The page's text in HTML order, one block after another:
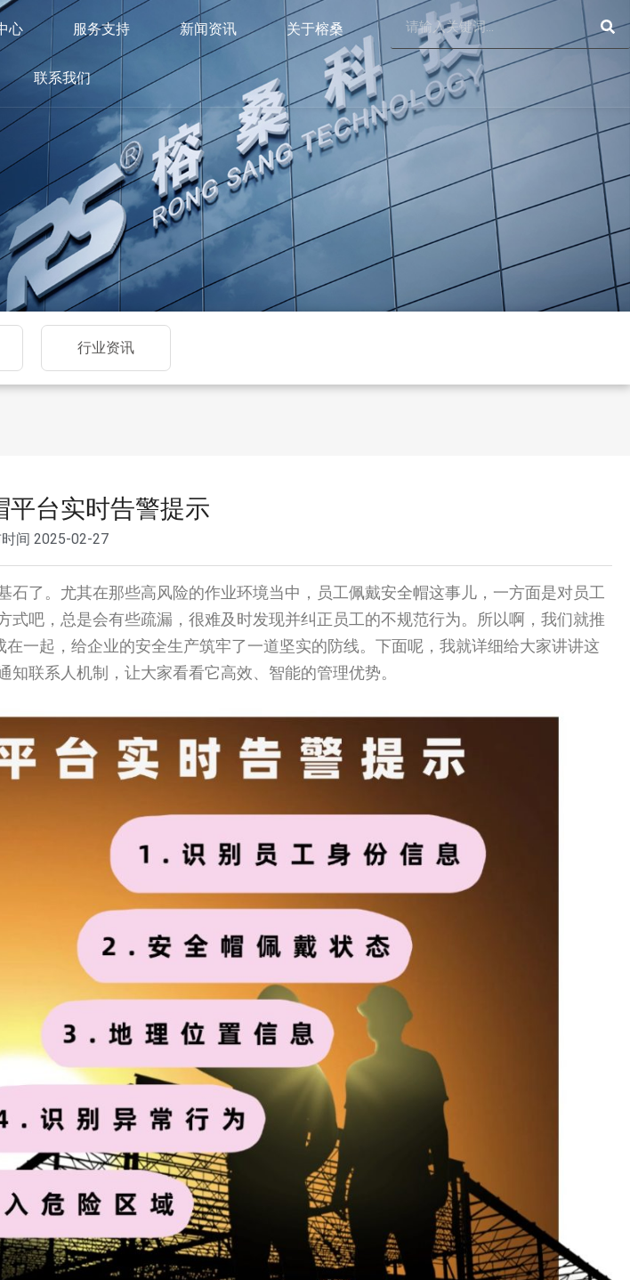
心 服务支持 新闻资讯 关于榕桑
联系我们
Search
行业资讯
平台实时告警提示
间 2025-02-27
了。尤其在那些高风险的作业环境当中，员工佩戴安全帽这事儿，一方面是对员工
吧，总是会有些疏漏，很难及时发现并纠正员工的不规范行为。所以啊，我们就推
一起，给企业的安全生产筑牢了一道坚实的防线。下面呢，我就详细给大家讲讲这
联系人机制，让大家看看它高效、智能的管理优势。